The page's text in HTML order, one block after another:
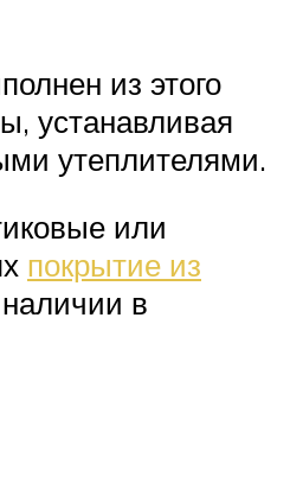
из этого
устанавливая
утеплителями.
или
покрытие из
в